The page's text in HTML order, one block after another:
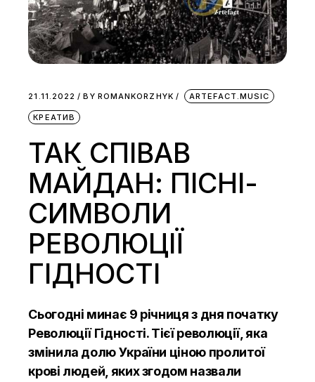
21.11.2022 BY ROMANKORZHYK ARTEFACT.MUSIC
КРЕАТИВ
ТАК СПІВАВ
МАЙДАН: ПІСНІ-
СИМВОЛИ
РЕВОЛЮЦІЇ
ГІДНОСТІ
Сьогодні минає 9 річниця з дня початку
Революції Гідності. Тієї революції, яка
змінила долю України ціною пролитої
крові людей, яких згодом назвали